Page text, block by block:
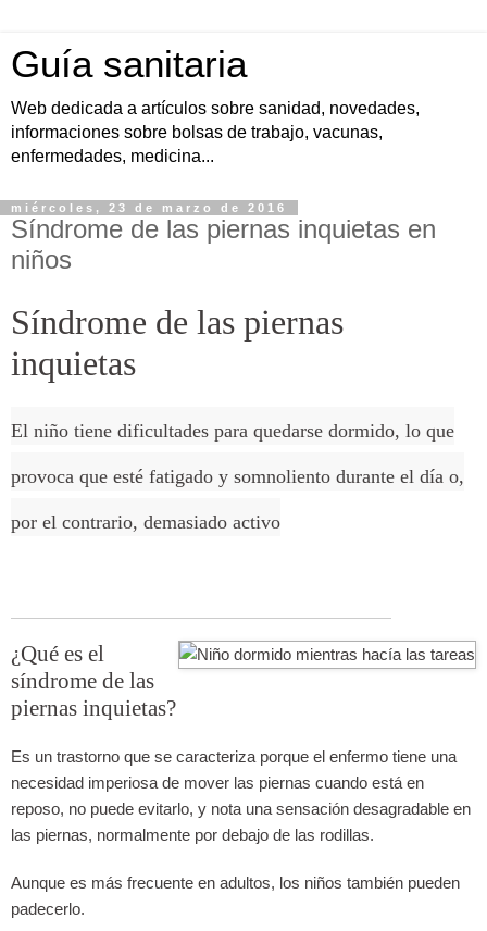
Guía sanitaria
Web dedicada a artículos sobre sanidad, novedades,
informaciones sobre bolsas de trabajo, vacunas,
enfermedades, medicina...
miércoles, 23 de marzo de 2016
Síndrome de las piernas inquietas en
niños
Síndrome de las piernas
inquietas
El niño tiene dificultades para quedarse dormido, lo que
provoca que esté fatigado y somnoliento durante el día o,
por el contrario, demasiado activo
¿Qué es el
síndrome de las
piernas inquietas?
Es un trastorno que se caracteriza porque el enfermo tiene una
necesidad imperiosa de mover las piernas cuando está en
reposo, no puede evitarlo, y nota una sensación desagradable en
las piernas, normalmente por debajo de las rodillas.
Aunque es más frecuente en adultos, los niños también pueden
padecerlo.